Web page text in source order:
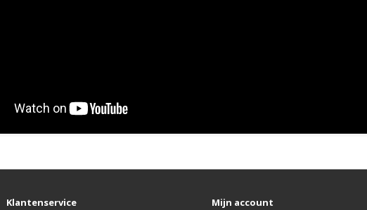
Klantenservice Mijn account